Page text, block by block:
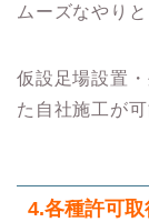
ムーズなやり
仮設足場設置
た自社施工が可
4.各種許可